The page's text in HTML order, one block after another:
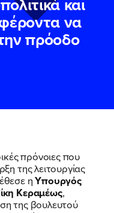
να
πρόοδο
πρόνοιες που
της λειτουργίας
ηΥπουργός
Κεραμέως,
της βουλευτού
Όρους
τόπου του
Βουλευτού
Όρους
τόπου του
Βουλευτού